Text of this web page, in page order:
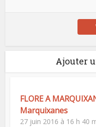
Ajouter
FLORE A
Marquixanes
27 juin 2016 à 16 h 40